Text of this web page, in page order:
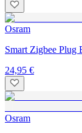
Osram
Smart Zigbee Plug
24,95 €
Osram